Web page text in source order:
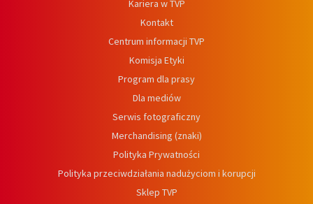
Kariera w TVP
Kontakt
Centrum informacji TVP
Komisja Etyki
Program dla prasy
Dla mediów
Serwis fotograficzny
Merchandising (znaki)
Polityka Prywatności
Polityka przeciwdziałania nadużyciom i korupcji
Sklep TVP